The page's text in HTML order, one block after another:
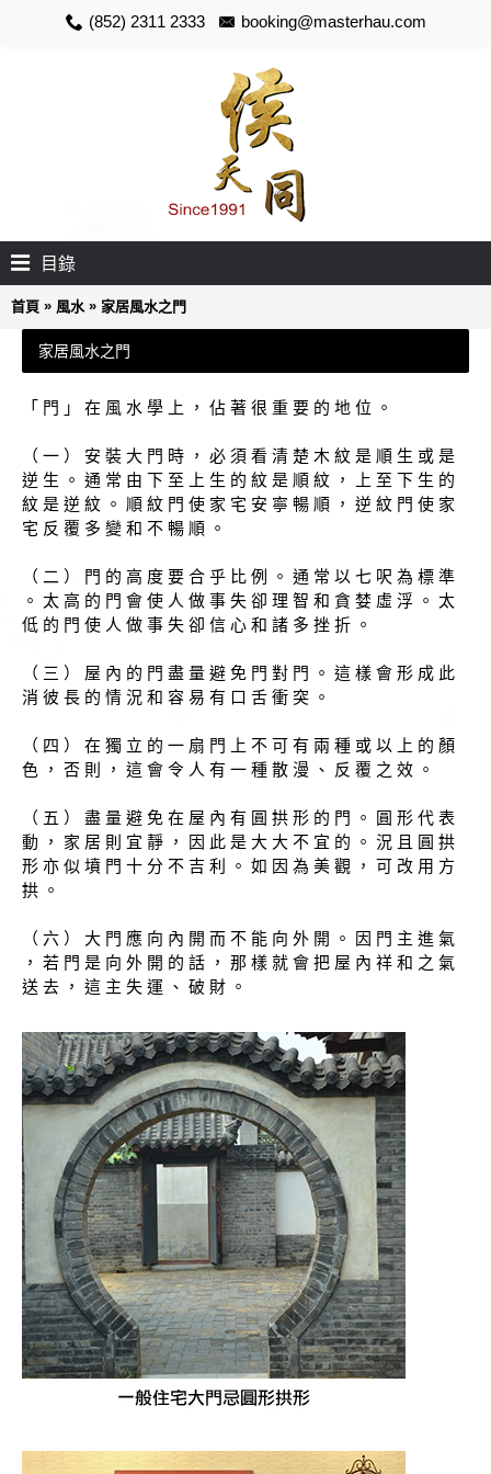
(852) 2311 2333 booking@masterhau.com
目錄
首頁 » 風水 » 家居風水之門
家居風水之門
「 門 」 在 風 水 學 上 ， 佔 著 很 重 要 的 地 位 。
（ 一 ） 安 裝 大 門 時 ， 必 須 看 清 楚 木 紋 是 順 生 或 是
逆 生 。 通 常 由 下 至 上 生 的 紋 是 順 紋 ， 上 至 下 生 的
紋 是 逆 紋 。 順 紋 門 使 家 宅 安 寧 暢 順 ， 逆 紋 門 使 家
宅 反 覆 多 變 和 不 暢 順 。
（ 二 ） 門 的 高 度 要 合 乎 比 例 。 通 常 以 七 呎 為 標 準
。 太 高 的 門 會 使 人 做 事 失 卻 理 智 和 貪 婪 虛 浮 。 太
低 的 門 使 人 做 事 失 卻 信 心 和 諸 多 挫 折 。
（ 三 ） 屋 內 的 門 盡 量 避 免 門 對 門 。 這 樣 會 形 成 此
消 彼 長 的 情 況 和 容 易 有 口 舌 衝 突 。
（ 四 ） 在 獨 立 的 一 扇 門 上 不 可 有 兩 種 或 以 上 的 顏
色 ， 否 則 ， 這 會 令 人 有 一 種 散 漫 、 反 覆 之 效 。
（ 五 ） 盡 量 避 免 在 屋 內 有 圓 拱 形 的 門 。 圓 形 代 表
動 ， 家 居 則 宜 靜 ， 因 此 是 大 大 不 宜 的 。 況 且 圓 拱
形 亦 似 墳 門 十 分 不 吉 利 。 如 因 為 美 觀 ， 可 改 用 方
拱 。
（ 六 ） 大 門 應 向 內 開 而 不 能 向 外 開 。 因 門 主 進 氣
， 若 門 是 向 外 開 的 話 ， 那 樣 就 會 把 屋 內 祥 和 之 氣
送 去 ， 這 主 失 運 、 破 財 。